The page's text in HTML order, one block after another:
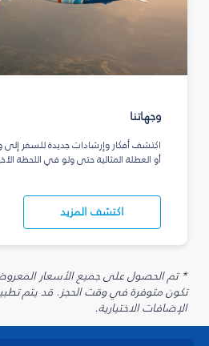
وجهاتنا
اكتشف أفكار وإرشادات جديدة للسفر
أو العطلة المثالية حتى ولو في اللحظة
اكتشف المزيد
تكون متوفرة في وقت الحجز. قد يتم
الإضافات الاختيارية.